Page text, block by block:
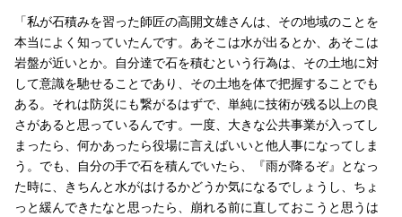
「私が石積みを習った師匠の高開文雄さんは、その地域のことを
本当によく知っていたんです。あそこは水が出るとか、あそこは
岩盤が近いとか。自分達で石を積むという行為は、その土地に対
して意識を馳せることであり、その土地を体で把握することでも
ある。それは防災にも繋がるはずで、単純に技術が残る以上の良
さがあると思っているんです。一度、大きな公共事業が入ってし
まったら、何かあったら役場に言えばいいと他人事になってしま
う。でも、自分の手で石を積んでいたら、『雨が降るぞ』となっ
た時に、きちんと水がはけるかどうか気になるでしょうし、ちょ
っと緩んできたなと思ったら、崩れる前に直しておこうと思うは